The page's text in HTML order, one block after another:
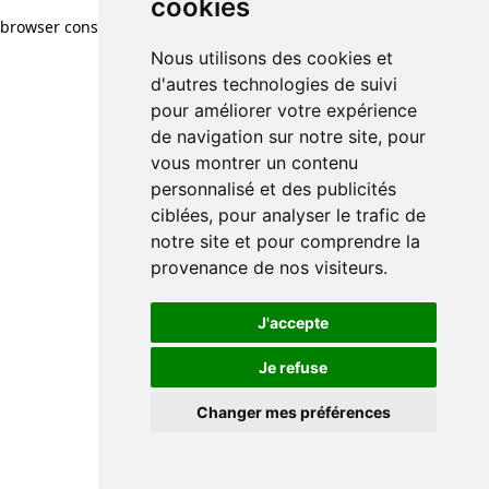
cookies
Nous utilisons des cookies et
d'autres technologies de suivi
pour améliorer votre expérience
de navigation sur notre site, pour
vous montrer un contenu
personnalisé et des publicités
ciblées, pour analyser le trafic de
notre site et pour comprendre la
provenance de nos visiteurs.
J'accepte
Je refuse
Changer mes préférences
browser console for more information)